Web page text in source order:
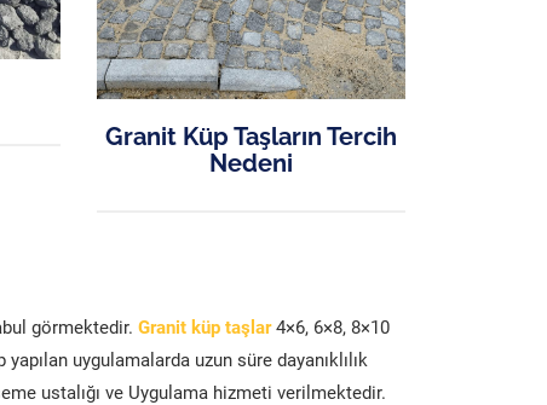
Granit Küp Taşların Tercih
Nedeni
görmektedir. Granit küp taşlar 4×6, 6×8, 8×10
uygulamalarda uzun süre dayanıklılık
ustalığı ve Uygulama hizmeti verilmektedir.